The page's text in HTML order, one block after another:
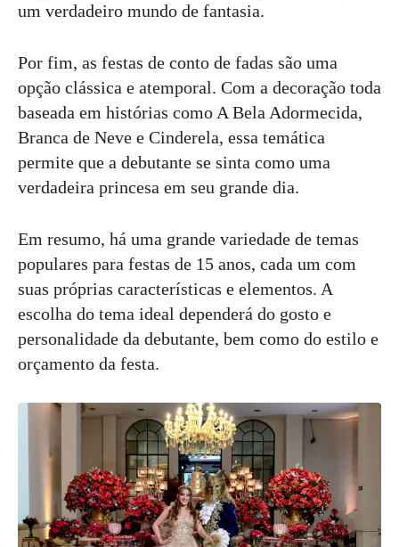
um verdadeiro mundo de fantasia.
Por fim, as festas de conto de fadas são uma
opção clássica e atemporal. Com a decoração toda
baseada em histórias como A Bela Adormecida,
Branca de Neve e Cinderela, essa temática
permite que a debutante se sinta como uma
verdadeira princesa em seu grande dia.
Em resumo, há uma grande variedade de temas
populares para festas de 15 anos, cada um com
suas próprias características e elementos. A
escolha do tema ideal dependerá do gosto e
personalidade da debutante, bem como do estilo e
orçamento da festa.